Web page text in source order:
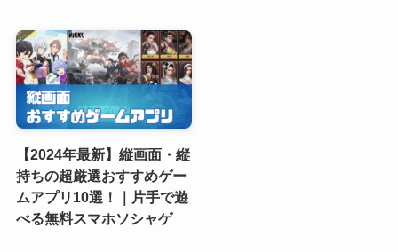
【2024年最新】縦画面・縦
持ちの超厳選おすすめゲー
ムアプリ10選！｜片手で遊
べる無料スマホソシャゲ